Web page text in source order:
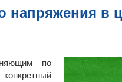
напряжения в
по